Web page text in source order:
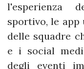
l'esperienza
sportivo, le
delle squadre
e i social
degli eventi